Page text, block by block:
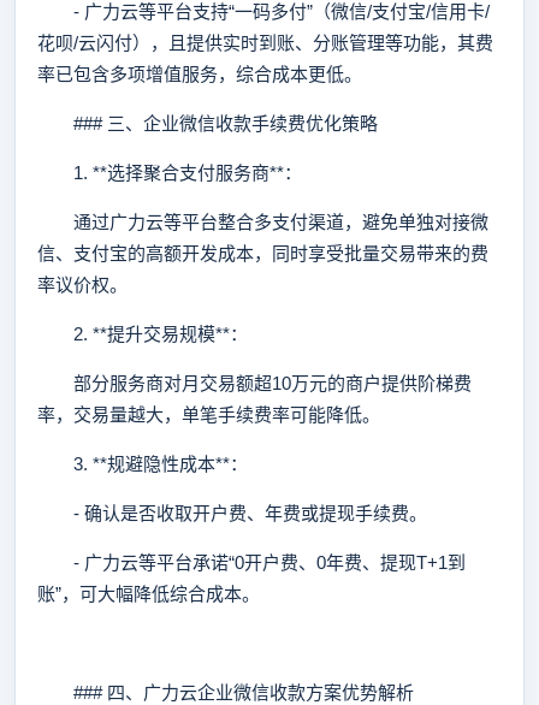
- 广力云等平台支持“一码多付”（微信/支付宝/信用卡/
花呗/云闪付），且提供实时到账、分账管理等功能，其费
率已包含多项增值服务，综合成本更低。
### 三、企业微信收款手续费优化策略
1. **选择聚合支付服务商**：
通过广力云等平台整合多支付渠道，避免单独对接微
信、支付宝的高额开发成本，同时享受批量交易带来的费
率议价权。
2. **提升交易规模**：
部分服务商对月交易额超10万元的商户提供阶梯费
率，交易量越大，单笔手续费率可能降低。
3. **规避隐性成本**：
- 确认是否收取开户费、年费或提现手续费。
- 广力云等平台承诺“0开户费、0年费、提现T+1到
账”，可大幅降低综合成本。
### 四、广力云企业微信收款方案优势解析